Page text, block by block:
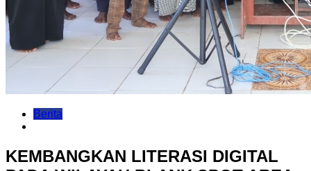
Berita
KEMBANGKAN LITERASI DIGITAL